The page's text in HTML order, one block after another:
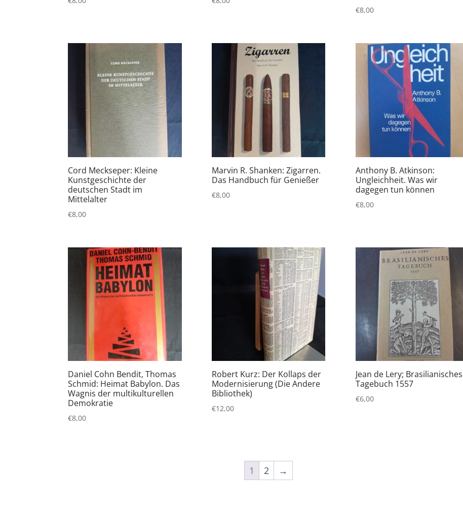
€8,00
Cord Meckseper: Kleine
Kunstgeschichte der
deutschen Stadt im
Mittelalter
€8,00
Marvin R. Shanken: Zigarren.
Das Handbuch für Genießer
€8,00
Anthony B. Atkinson:
Ungleichheit. Was wir
dagegen tun können
€8,00
Daniel Cohn Bendit, Thomas
Schmid: Heimat Babylon. Das
Wagnis der multikulturellen
Demokratie
€8,00
Robert Kurz: Der Kollaps der
Modernisierung (Die Andere
Bibliothek)
€12,00
Jean de Lery; Brasilianisches
Tagebuch 1557
€6,00
1 2 →